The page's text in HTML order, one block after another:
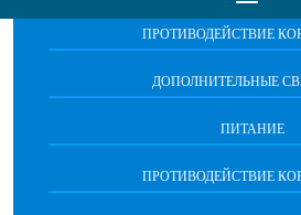
ПРОТИВОДЕЙСТВИЕ
ДОПОЛНИТЕЛЬНЫЕ
ПИТАНИЕ
ПРОТИВОДЕЙСТВИЕ